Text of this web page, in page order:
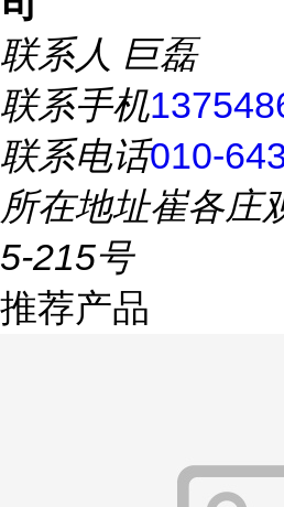
联系人 巨磊
联系手机
联系电话010-
所在地址崔各庄
5-215号
推荐产品